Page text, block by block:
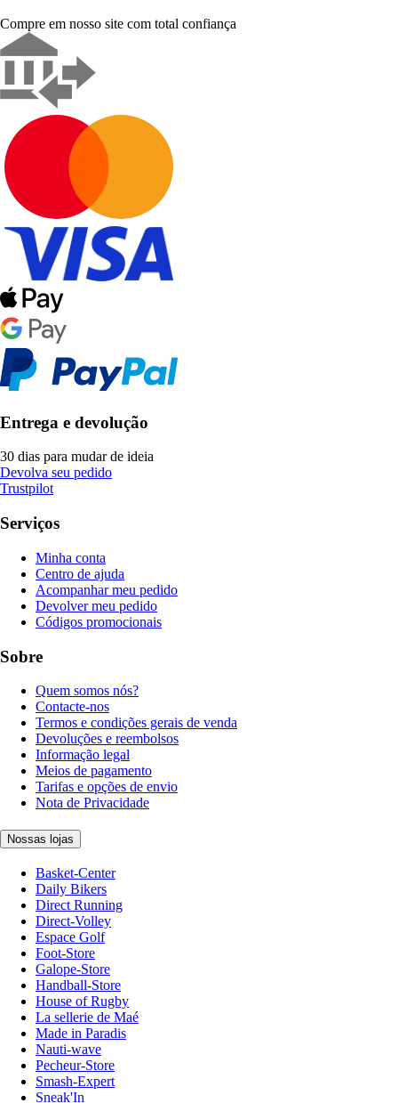
Compre em nosso site com total confiança
Entrega e devolução
30 dias para mudar de ideia
Devolva seu pedido
Trustpilot
Serviços
Minha conta
Centro de ajuda
Acompanhar meu pedido
Devolver meu pedido
Códigos promocionais
Sobre
Quem somos nós?
Contacte-nos
Termos e condições gerais de venda
Devoluções e reembolsos
Informação legal
Meios de pagamento
Tarifas e opções de envio
Nota de Privacidade
Nossas lojas
Basket-Center
Daily Bikers
Direct Running
Direct-Volley
Espace Golf
Foot-Store
Galope-Store
Handball-Store
House of Rugby
La sellerie de Maé
Made in Paradis
Nauti-wave
Pecheur-Store
Smash-Expert
Sneak'In